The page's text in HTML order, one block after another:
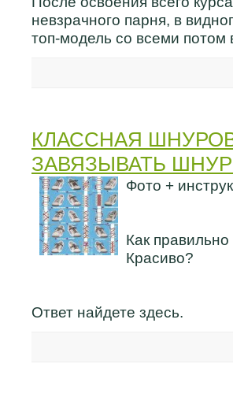
невзрачного парня, в
топ-модель со всеми
КЛАССНАЯ
ЗАВЯЗЫВАТЬ
Фото +
Как
Красиво?
Ответ найдете здесь.